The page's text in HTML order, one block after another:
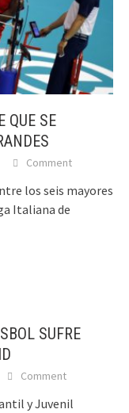
QUE SE
Comment
los seis mayores
Italiana de
SUFRE
Comment
y Juvenil